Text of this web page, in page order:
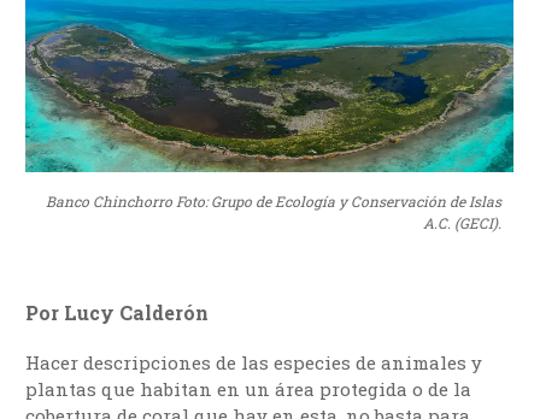
Banco Chinchorro Foto: Grupo de Ecología y Conservación de Islas
A.C. (GECI).
Por Lucy Calderón
Hacer descripciones de las especies de animales y
plantas que habitan en un área protegida o de la